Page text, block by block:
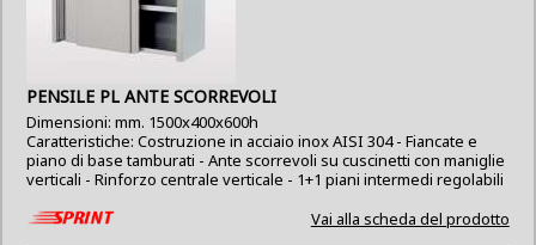
PENSILE PL ANTE SCORREVOLI
Dimensioni: mm. 1500x400x600h
Caratteristiche: Costruzione in acciaio inox AISI 304 - Fiancate e
piano di base tamburati - Ante scorrevoli su cuscinetti con maniglie
verticali - Rinforzo centrale verticale - 1+1 piani intermedi regolabili
Vai alla scheda del prodotto